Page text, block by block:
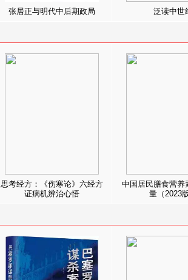
张居正与明代中后期政局 泛读中世
思考经方：《伤寒论》六经方
证病机辨治心悟
中国居民膳食营养
量（2023版